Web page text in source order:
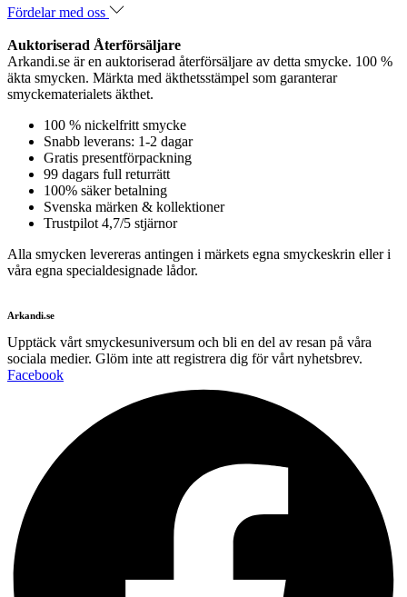
Fördelar med oss
Auktoriserad Återförsäljare
Arkandi.se är en auktoriserad återförsäljare av detta smycke. 100 %
äkta smycken. Märkta med äkthetsstämpel som garanterar
smyckematerialets äkthet.
100 % nickelfritt smycke
Snabb leverans: 1-2 dagar
Gratis presentförpackning
99 dagars full returrätt
100% säker betalning
Svenska märken & kollektioner
Trustpilot 4,7/5 stjärnor
Alla smycken levereras antingen i märkets egna smyckeskrin eller i
våra egna specialdesignade lådor.
Arkandi.se
Upptäck vårt smyckesuniversum och bli en del av resan på våra
sociala medier. Glöm inte att registrera dig för vårt nyhetsbrev.
Facebook